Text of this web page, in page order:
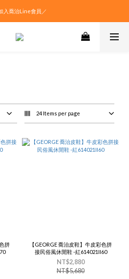
入喬治Line會員／
24 Items per page
拼
【GEORGE 喬治皮鞋】牛皮彩色拼
接民俗風休閒鞋 -紅614021II60
NT$2,880
NT$5,680